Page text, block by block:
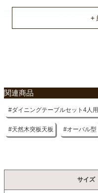
関連商品
ダイニングテーブルセット4人用
天然木突板天板 オーバル型
サイズ